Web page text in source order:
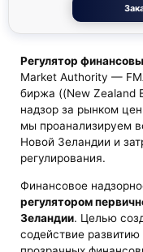
Регулятор
Market Authority —
биржа ((New Zealand
надзор за рынком
мы проанализируем
Новой Зеландии и
регулирования.
Финансовое
регулятором
Зеландии. Целью
содействие